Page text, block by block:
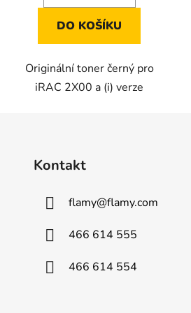
DO KOŠÍKU
Originální toner černý pro
iRAC 2X00 a (i) verze
Kontakt
flamy@flamy.com
466 614 555
466 614 554